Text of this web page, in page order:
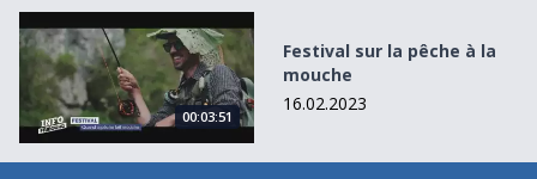
Festival sur la pêche à la mouche
00:03:51
Festival sur la pêche à la
mouche
16.02.2023